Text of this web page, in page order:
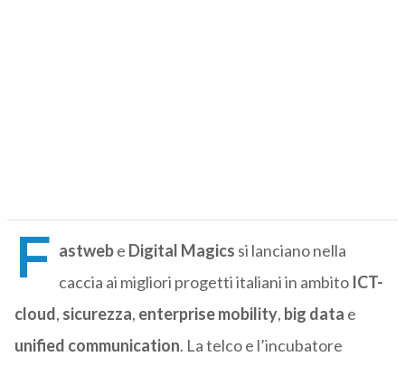
F astwebe Digital Magics si lanciano nella
caccia ai migliori progetti italiani in ambito ICT-
cloud, sicurezza, enterprise mobility, big data e
unified communication. La telco e l’incubatore